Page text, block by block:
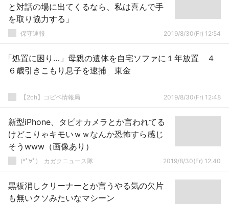
と対話の場に出てくるなら、私は喜んで手
を取り協力する」
保守速報 2019/8/30(Fr) 12:54
「処置に困り…」母親の遺体を自宅ソファに１年放置 ４
６歳引きこもり息子を逮捕 東金
【2ch】コピペ情報局 2019/8/30(Fr) 12:48
新型iPhone、タピオカメラとか言われてる
けどこりゃキモいｗｗなんか恐怖すら感じ
そうwww（画像あり）
(*ﾟ∀ﾟ)ゞカガクニュース隊 2019/8/30(Fr) 12:40
黒板消しクリーナーとか言うやる気の欠片
も無いクソみたいなマシーン